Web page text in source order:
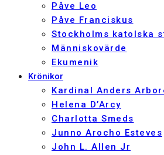
Påve Leo
Påve Franciskus
Stockholms katolska
Människovärde
Ekumenik
Krönikor
Kardinal Anders
Helena D’Arcy
Charlotta Smeds
Junno Arocho Esteves
John L. Allen Jr